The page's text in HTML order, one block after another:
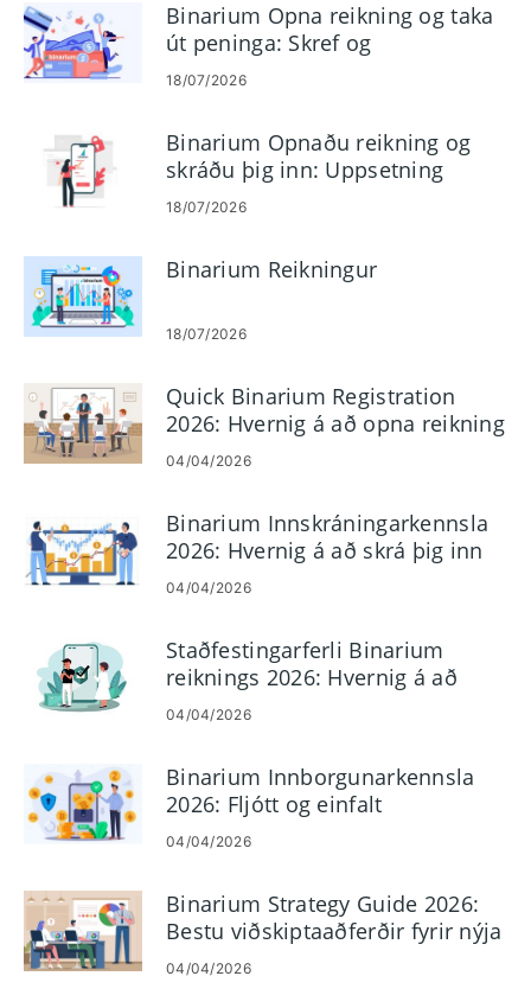
Binarium Opna reikning og taka
út peninga: Skref og
útborgunarreglur
18/07/2026
Binarium Opnaðu reikning og
skráðu þig inn: Uppsetning
reiknings og aðgangur
18/07/2026
Binarium Reikningur
18/07/2026
Quick Binarium Registration
2026: Hvernig á að opna reikning
á nokkrum mínútum
04/04/2026
Binarium Innskráningarkennsla
2026: Hvernig á að skrá þig inn
og laga innskráningarvandamál
04/04/2026
Staðfestingarferli Binarium
reiknings 2026: Hvernig á að
klára KYC auðveldlega
04/04/2026
Binarium Innborgunarkennsla
2026: Fljótt og einfalt
fjármögnunarferli
04/04/2026
Binarium Strategy Guide 2026:
Bestu viðskiptaaðferðir fyrir nýja
kaupmenn
04/04/2026